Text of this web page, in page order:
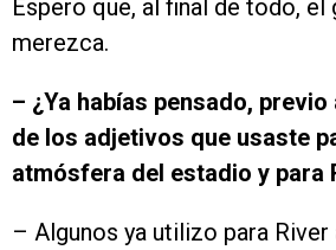
Espero que, al final de todo, el
merezca.
– ¿Ya habías pensado,
de los adjetivos que usaste
atmósfera del estadio y para
– Algunos ya utilizo para